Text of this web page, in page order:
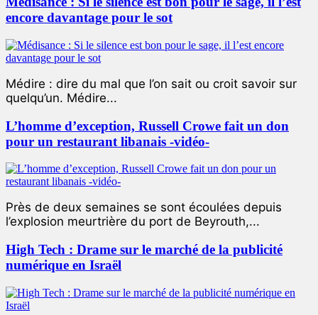
encore davantage pour le sot
Médire : dire du mal que l’on sait ou croit savoir sur
quelqu’un. Médire...
L’homme d’exception, Russell Crowe fait un don
pour un restaurant libanais -vidéo-
Près de deux semaines se sont écoulées depuis
l’explosion meurtrière du port de Beyrouth,...
High Tech : Drame sur le marché de la publicité
numérique en Israël